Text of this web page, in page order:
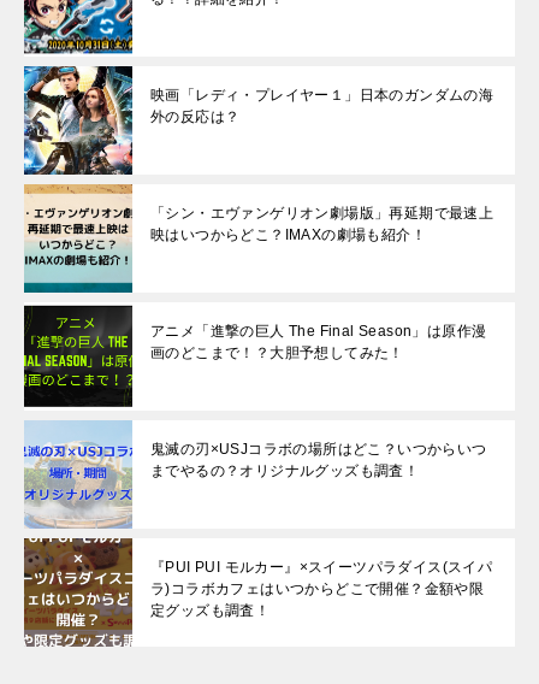
映画「レディ・プレイヤー１」日本のガンダムの海
外の反応は？
「シン・エヴァンゲリオン劇場版」再延期で最速上
映はいつからどこ？IMAXの劇場も紹介！
アニメ「進撃の巨人 The Final Season」は原作漫
画のどこまで！？大胆予想してみた！
鬼滅の刃×USJコラボの場所はどこ？いつからいつ
までやるの？オリジナルグッズも調査！
『PUI PUI モルカー』×スイーツパラダイス(スイパ
ラ)コラボカフェはいつからどこで開催？金額や限
定グッズも調査！